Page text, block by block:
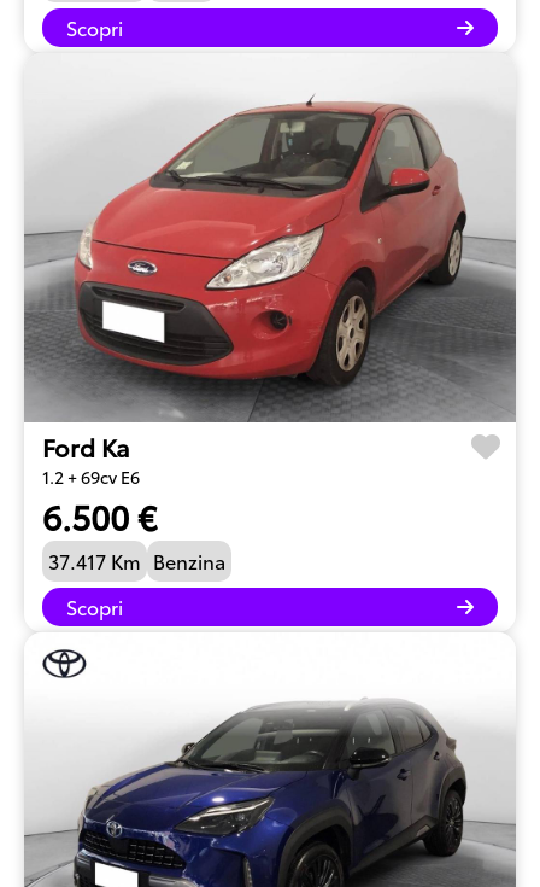
Scopri
Ford Ka
1.2 + 69cv E6
6.500 €
37.417 Km Benzina
Scopri